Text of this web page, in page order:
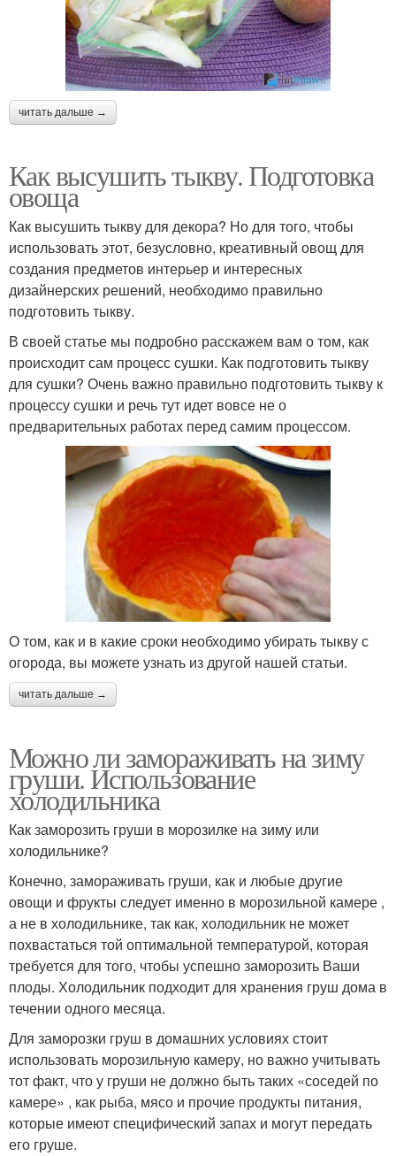
читать дальше →
Как высушить тыкву. Подготовка
овоща
Как высушить тыкву для декора? Но для того, чтобы
использовать этот, безусловно, креативный овощ для
создания предметов интерьер и интересных
дизайнерских решений, необходимо правильно
подготовить тыкву.
В своей статье мы подробно расскажем вам о том, как
происходит сам процесс сушки. Как подготовить тыкву
для сушки? Очень важно правильно подготовить тыкву к
процессу сушки и речь тут идет вовсе не о
предварительных работах перед самим процессом.
О том, как и в какие сроки необходимо убирать тыкву с
огорода, вы можете узнать из другой нашей статьи.
читать дальше →
Можно ли замораживать на зиму
груши. Использование
холодильника
Как заморозить груши в морозилке на зиму или
холодильнике?
Конечно, замораживать груши, как и любые другие
овощи и фрукты следует именно в морозильной камере ,
а не в холодильнике, так как, холодильник не может
похвастаться той оптимальной температурой, которая
требуется для того, чтобы успешно заморозить Ваши
плоды. Холодильник подходит для хранения груш дома в
течении одного месяца.
Для заморозки груш в домашних условиях стоит
использовать морозильную камеру, но важно учитывать
тот факт, что у груши не должно быть таких «соседей по
камере» , как рыба, мясо и прочие продукты питания,
которые имеют специфический запах и могут передать
его груше.